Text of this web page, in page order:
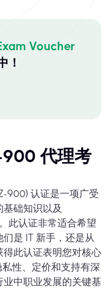
Voucher
！
代理考
900) 认证是一项广受
础知识以及
此认证非常适合希望
是 IT 新手，还是从
此认证表明您对核心
性、定价和支持有深
中职业发展的关键基